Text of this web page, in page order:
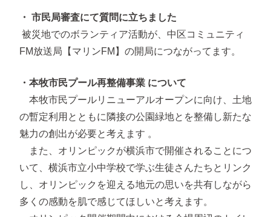
・ 市民局審査にて質問に立ちました
被災地でのボランティア活動が、中区コミュニティ
FM放送局【マリンFM】の開局につながってます。
・本牧市民プール再整備事業 について
本牧市民プールリニューアルオープンに向け、土地
の暫定利用とともに隣接の公園緑地とを整備し新たな
魅力の創出が必要と考えます 。
また、オリンピックが横浜市で開催されることにつ
いて、横浜市立小中学校で学ぶ生徒さんたちとリンク
し、オリンピックを迎える地元の思いを共有しながら
多くの感動を肌で感じてほしいと考えます。